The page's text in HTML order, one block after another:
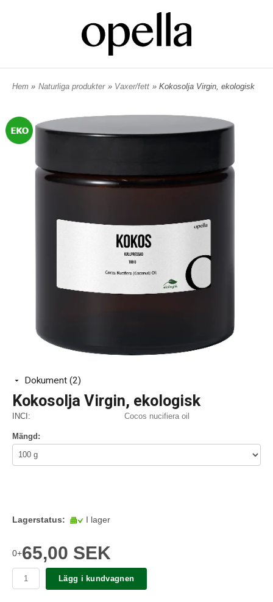
Hem » Naturliga produkter » Vaxer/fett » Kokosolja Virgin, ekologisk
Dokument (2)
Kokosolja Virgin, ekologisk
INCI: Cocos nucifiera oil
Mängd:
Lagerstatus: I lager
0+65,00 SEK
Lägg i kundvagnen